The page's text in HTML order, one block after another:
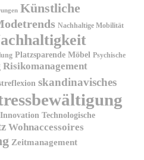
Künstliche
Nachhaltige Mobilität
Platzsparende Möbel Psychische
Risikomanagement
skandinavisches
Innovation Technologische
Wohnaccessoires
Zeitmanagement